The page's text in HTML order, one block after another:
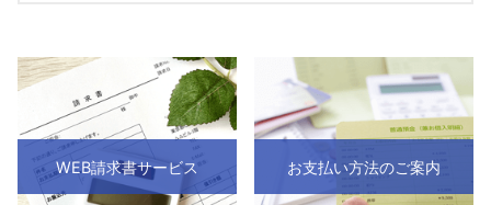
WEB請求書サービス お支払い方法のご案内